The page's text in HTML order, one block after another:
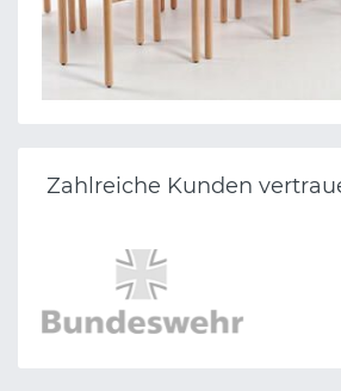
Zahlreiche Kunden